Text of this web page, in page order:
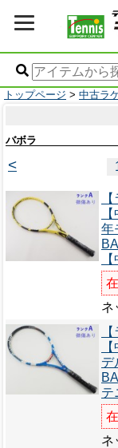
トップページ > 中古ラ
バボラ
<
年
ネ
デ
テ
ネ